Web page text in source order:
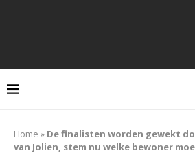
Home » De finalisten worden gewekt
van Jolien, stem nu welke bewoner